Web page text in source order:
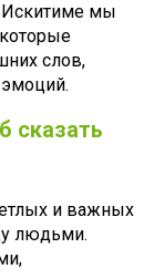
Искитиме мы
слов,
сказать
и важных
людьми.